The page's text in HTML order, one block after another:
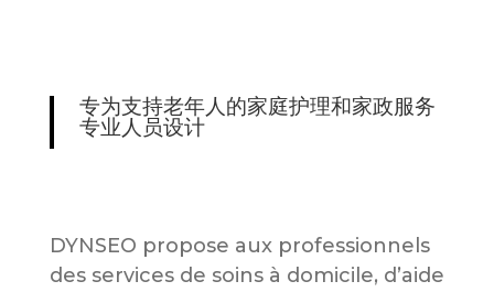
专为支持老年人的家庭护理和家政服务
专业人员设计
DYNSEO propose aux professionnels
des services de soins à domicile, d’aide